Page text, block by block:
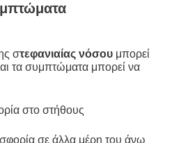
στεφανιαίας νόσου μπορεί
τα συμπτώματα μπορεί να
στο στήθους
σε άλλα μέρη του άνω